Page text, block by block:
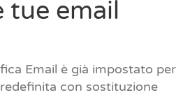
tue email
Email è già impostato per
con sostituzione